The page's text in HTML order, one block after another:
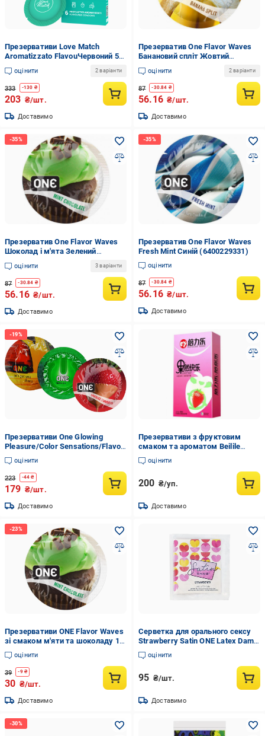
Презервативи Love Match
Aromatizzato FlavouЧервоний 54
мм/6 шт.
оцінити 2 варіанти
333 -130 ₴
203 ₴/шт.
Доставимо
Презерватив One Flavor Waves
Банановий спліт Жовтий
(6400229334)
оцінити 2 варіанти
87 -30.84 ₴
56.16 ₴/шт.
Доставимо
Презерватив One Flavor Waves
Шоколад і м'ята Зелений
(6400229333)
оцінити 3 варіанти
87 -30.84 ₴
56.16 ₴/шт.
Доставимо
Презерватив One Flavor Waves
Fresh Mint Синій (6400229331)
оцінити
87 -30.84 ₴
56.16 ₴/шт.
Доставимо
Презервативи One Glowing
Pleasure/Color Sensations/Flavor
Waves 3 шт. (ROZ6400229468)
оцінити
223 -44 ₴
179 ₴/шт.
Доставимо
Презервативи з фруктовим
смаком та ароматом Beilile
Strawberry 10 шт. (s_byt-85)
оцінити
200 ₴/уп.
Доставимо
Презервативи ONE Flavor Waves
зі смаком м'яти та шоколаду 1
шт. (2659618735)
оцінити
39 -9₴
30 ₴/шт.
Доставимо
Серветка для орального сексу
Strawberry Satin ONE Latex Dams
зі смаком полуниці 1 шт.
(ON100074)
оцінити
95 ₴/шт.
Доставимо